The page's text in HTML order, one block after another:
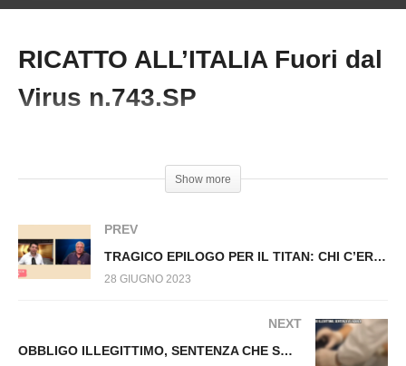
Copy Embed Code
RICATTO ALL’ITALIA Fuori dal
Virus n.743.SP
Show more
PREV
TRAGICO EPILOGO PER IL TITAN: CHI C’ERA DENTRO IL SOMMERGIBILE SCOMPARSO. Fuori dal Virus n.638.SP
28 GIUGNO 2023
NEXT
OBBLIGO ILLEGITTIMO, SENTENZA CHE SMENTISCE LA CORTE. Fuori dal Virus n.756.SP